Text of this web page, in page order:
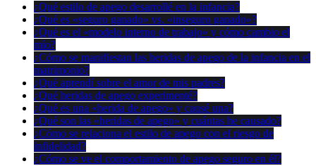
¿Qué estilo de apego desarrollé en la infancia?
¿Qué es «seguro ganado» vs. «inseguro ganado»?
¿Qué es el «modelo interno de trabajo» y cómo cambio el
mío?
¿Cómo se manifiestan las heridas de apego de la infancia en el
matrimonio?
¿Qué aprendí sobre el amor de mis padres?
¿Qué heridas de apego experimenté?
¿Qué es una «herida de apego» y causé una?
¿Qué son las «heridas de apego» y cuántas he causado?
¿Cómo se relaciona el estilo de apego con el riesgo de
infidelidad?
¿Cómo se ve el comportamiento de apego seguro en él?